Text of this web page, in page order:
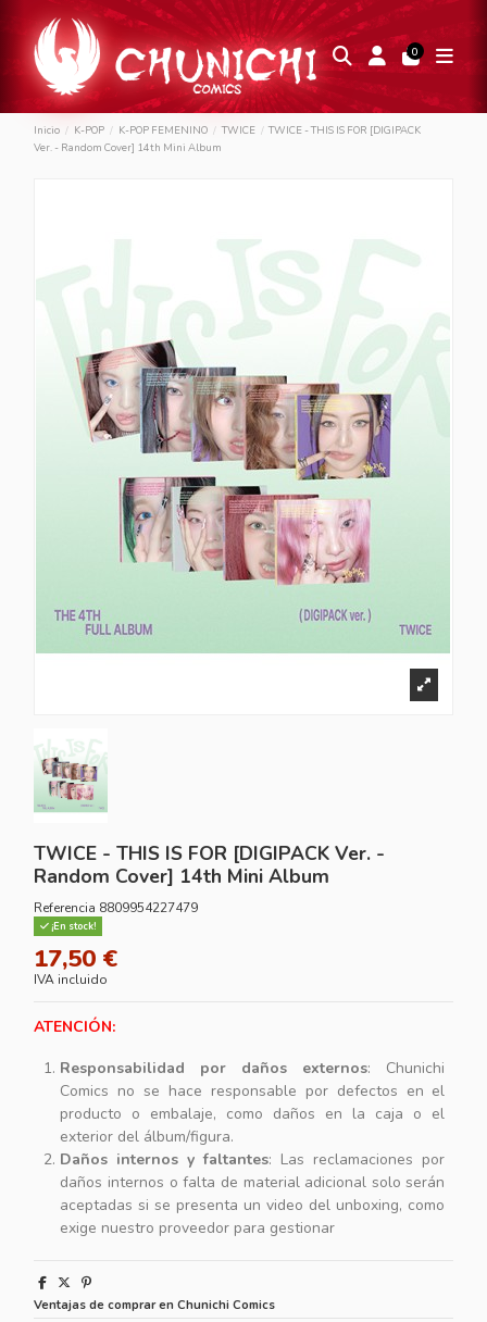
0
Inicio K-POP K-POP FEMENINO TWICE
TWICE - THIS IS FOR [DIGIPACK
Ver. - Random Cover] 14th Mini Album
TWICE - THIS IS FOR [DIGIPACK Ver. -
Random Cover] 14th Mini Album
Referencia 8809954227479
¡En stock!
17,50 €
IVA incluido
ATENCIÓN:
Responsabilidad por daños externos: Chunichi
Comics no se hace responsable por defectos en el
producto o embalaje, como daños en la caja o el
exterior del álbum/figura.
Daños internos y faltantes: Las reclamaciones por
daños internos o falta de material adicional solo serán
aceptadas si se presenta un video del unboxing, como
exige nuestro proveedor para gestionar
Ventajas de comprar en Chunichi Comics